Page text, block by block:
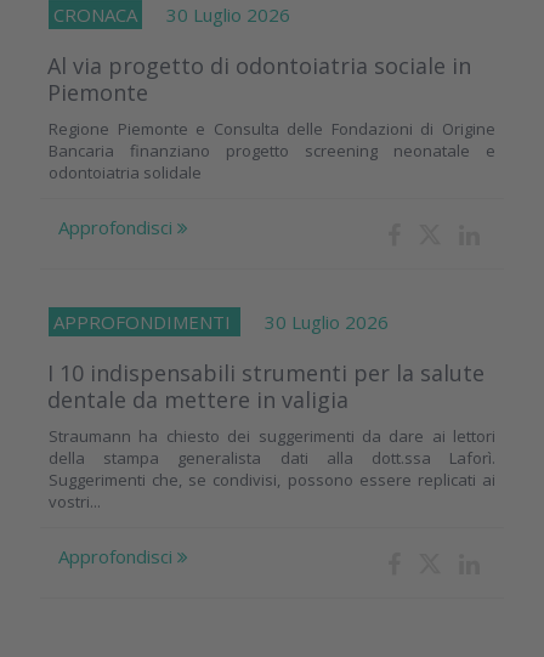
CRONACA 30 Luglio 2026
Al via progetto di odontoiatria sociale in
Piemonte
Regione Piemonte e Consulta delle Fondazioni di Origine
Bancaria finanziano progetto screening neonatale e
odontoiatria solidale
Approfondisci
APPROFONDIMENTI 30 Luglio 2026
I 10 indispensabili strumenti per la salute
dentale da mettere in valigia
Straumann ha chiesto dei suggerimenti da dare ai lettori
della stampa generalista dati alla dott.ssa Laforì.
Suggerimenti che, se condivisi, possono essere replicati ai
vostri...
Approfondisci